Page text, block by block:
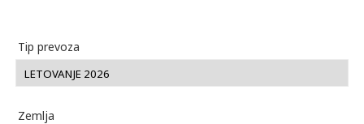
Tip prevoza
Zemlja